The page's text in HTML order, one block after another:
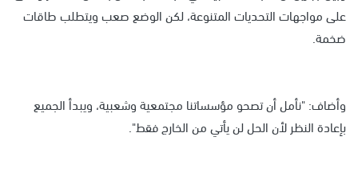
على مواجهات التحديات المتنوعة، لكن الوضع صعب ويتطلب طاقات
ضخمة.
وأضاف: "نأمل أن تصحو مؤسساتنا مجتمعية وشعبية، ويبدأ الجميع
بإعادة النظر لأن الحل لن يأتي من الخارج فقط".